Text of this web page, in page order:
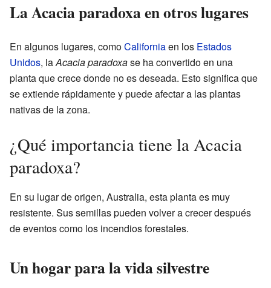
La Acacia paradoxa en otros lugares
En algunos lugares, comoCaliforniaen los Estados
Unidos, laAcacia paradoxase ha convertido en una
planta que crece donde no es deseada. Esto significa que
se extiende rápidamente y puede afectar a las plantas
nativas de la zona.
¿Qué importancia tiene la Acacia
paradoxa?
En su lugar de origen, Australia, esta planta es muy
resistente. Sus semillas pueden volver a crecer después
de eventos como los incendios forestales.
Un hogar para la vida silvestre